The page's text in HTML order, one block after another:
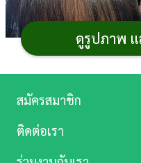
ดูรูปภาพ แ
ดู
หนัง
สมัครสมาชิก
ติดต่อเรา